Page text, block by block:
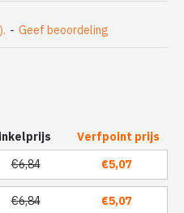
- Geef beoordeling
Verfpoint prijs
€6,84
€5,07
€6,84 €5,07